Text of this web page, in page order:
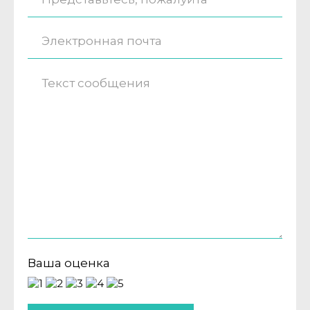
Ваша оценка